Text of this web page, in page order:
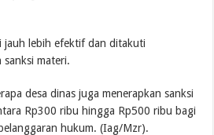
jauh lebih efektif dan ditakuti
sanksi materi.
desa dinas juga menerapkan sanksi
Rp300 ribu hingga Rp500 ribu bagi
hukum. (Iag/Mzr).